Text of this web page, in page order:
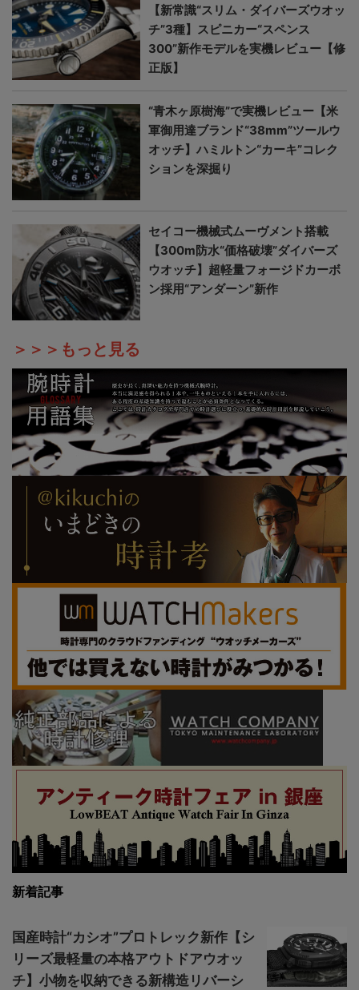
【新常識“スリム・ダイバーズウオッ
チ”3種】スピニカー“スペンス
300”新作モデルを実機レビュー【修
正版】
“青木ヶ原樹海”で実機レビュー【米
軍御用達ブランド“38mm”ツールウ
オッチ】ハミルトン“カーキ”コレク
ションを深掘り
セイコー機械式ムーヴメント搭載
【300m防水“価格破壊”ダイバーズ
ウオッチ】超軽量フォージドカーボ
ン採用“アンダーン”新作
＞＞＞もっと見る
新着記事
国産時計“カシオ”プロトレック新作【シ
リーズ最軽量の本格アウトドアウオッ
チ】小物を収納できる新構造リバーシ